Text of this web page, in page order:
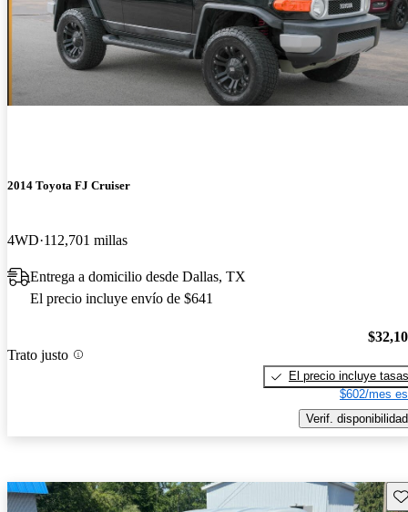
2014 Toyota FJ Cruiser
4WD 112,701 millas
Entrega a domicilio desde Dallas, TX
El precio incluye envío de $641
Trato justo
El precio incluye tasas
$602/mes
Verif. disponibilidad